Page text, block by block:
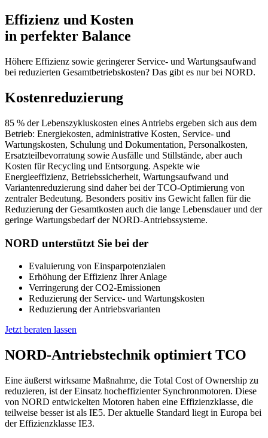
Effizienz und Kosten
in perfekter Balance
Höhere Effizienz sowie geringerer Service- und Wartungsaufwand
bei reduzierten Gesamtbetriebskosten? Das gibt es nur bei NORD.
Kostenreduzierung
85 % der Lebenszykluskosten eines Antriebs ergeben sich aus dem
Betrieb: Energiekosten, administrative Kosten, Service- und
Wartungskosten, Schulung und Dokumentation, Personalkosten,
Ersatzteilbevorratung sowie Ausfälle und Stillstände, aber auch
Kosten für Recycling und Entsorgung. Aspekte wie
Energieeffizienz, Betriebssicherheit, Wartungsaufwand und
Variantenreduzierung sind daher bei der TCO-Optimierung von
zentraler Bedeutung. Besonders positiv ins Gewicht fallen für die
Reduzierung der Gesamtkosten auch die lange Lebensdauer und der
geringe Wartungsbedarf der NORD-Antriebssysteme.
NORD unterstützt Sie bei der
Evaluierung von Einsparpotenzialen
Erhöhung der Effizienz Ihrer Anlage
Verringerung der CO2-Emissionen
Reduzierung der Service- und Wartungskosten
Reduzierung der Antriebsvarianten
Jetzt beraten lassen
NORD-Antriebstechnik optimiert TCO
Eine äußerst wirksame Maßnahme, die Total Cost of Ownership zu
reduzieren, ist der Einsatz hocheffizienter Synchronmotoren. Diese
von NORD entwickelten Motoren haben eine Effizienzklasse, die
teilweise besser ist als IE5. Der aktuelle Standard liegt in Europa bei
der Effizienzklasse IE3.